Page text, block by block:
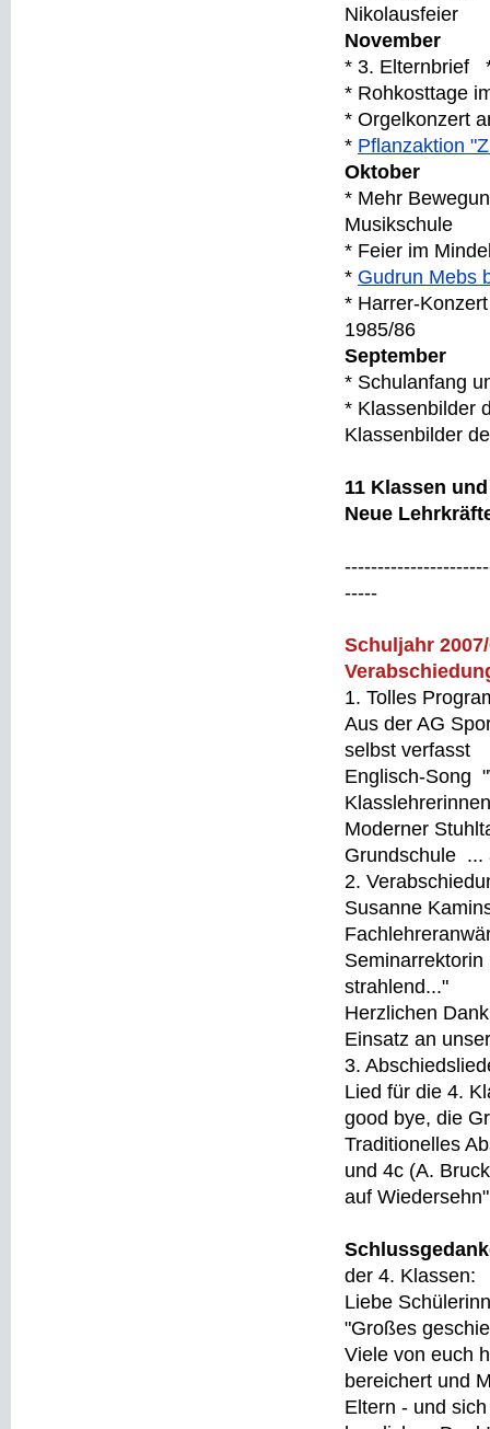
Nikolausfeier
November
* 3. Elternbrief
* Rohkosttage
* Orgelkonzert
* Pflanzaktion
Oktober
* Mehr
Musikschule
* Feier im
* Gudrun Mebs
* Harrer-
1985/86
September
* Schulanfang
* Klassenbilder
Klassenbilder
11 Klassen
Neue
-----
Schuljahr
1. Tolles
Aus der AG
selbst verfasst
Englisch-
Moderner
2.
Susanne
strahlend..."
Herzlichen
Einsatz an
3.
Lied für die 4.
good bye, die
Traditionelles
und 4c (A.
auf Wiedersehn"
der 4. Klassen:
Liebe
"Großes
Viele von euch
bereichert und
Eltern - und